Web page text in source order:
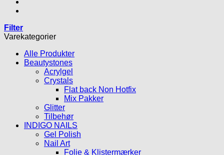
Filter
Varekategorier
Alle Produkter
Beautystones
Acrylgel
Crystals
Flat back Non Hotfix
Mix Pakker
Glitter
Tilbehør
INDIGO NAILS
Gel Polish
Nail Art
Folie & Klistermærker